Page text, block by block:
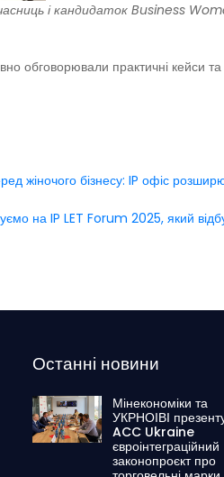
і кандидаток Business
обговорювали практичні кейси та
жіночого бізнесу: IP офіс
на IP LET Forum 2025, який
Останні новини
Мінекономіки та
УКРНОІВІ
ACC Ukraine
євроінтеграційний
законопроєкт про